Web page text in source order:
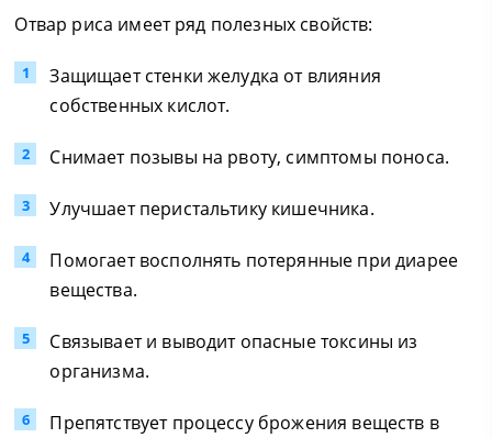
Отвар риса имеет ряд полезных свойств:
Защищает стенки желудка от влияния
собственных кислот.
Снимает позывы на рвоту, симптомы поноса.
Улучшает перистальтику кишечника.
Помогает восполнять потерянные при диарее
вещества.
Связывает и выводит опасные токсины из
организма.
Препятствует процессу брожения веществ в